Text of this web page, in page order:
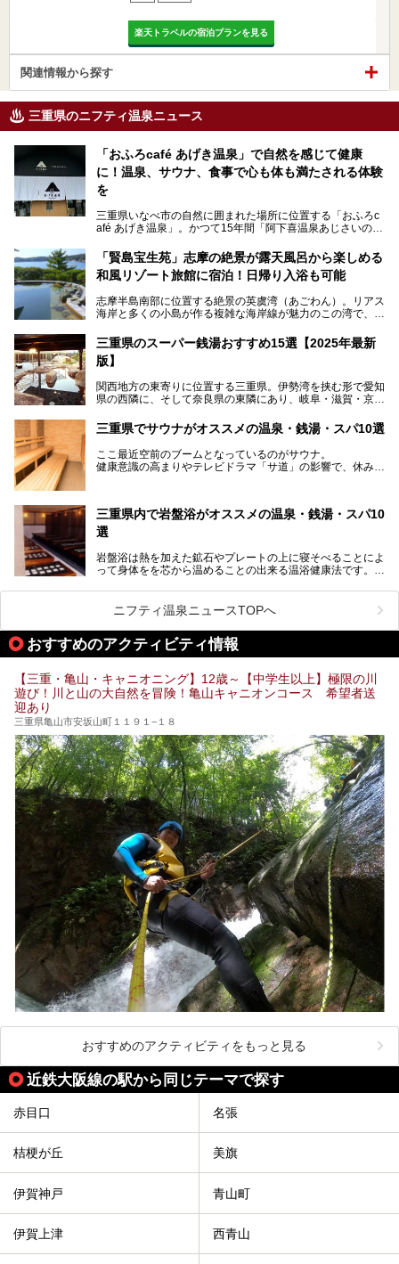
楽天トラベルの宿泊プランを見る
関連情報から探す
三重県のニフティ温泉ニュース
「おふろcafé あげき温泉」で自然を感じて健康
に！温泉、サウナ、食事で心も体も満たされる体験
を
三重県いなべ市の自然に囲まれた場所に位置する「おふろc
afé あげき温泉」。かつて15年間「阿下喜温泉あじさいの
泊が楽しめる施設として2024年4月に新しく生まれ変わりま
した！
ていた施設……。今回は、地元の方から観光客まで楽しめる
「おふろcafé あげき温泉」をじっくりご紹介していきま
「賢島宝生苑」志摩の絶景が露天風呂から楽しめる
和風リゾート旅館に宿泊！日帰り入浴も可能
志摩半島南部に位置する絶景の英虞湾（あごわん）。リアス
海岸と多くの小島が作る複雑な海岸線が魅力のこの湾で、最
らも英虞湾が一望できる人気の旅館「賢島宝生苑（かしこじ
まほうじょうえん）」をご紹介します。日帰り入浴もできま
すよ！
───
提供元：賢島宝生苑【PR】
三重県のスーパー銭湯おすすめ15選【2025年最新
版】
関西地方の東寄りに位置する三重県。伊勢湾を挟む形で愛知
県の西隣に、そして奈良県の東隣にあり、岐阜・滋賀・京
伊勢神宮を擁する伊勢志摩や、世界遺産に登録された熊野古
道をはじめ、鳥羽水族館、忍者の里・伊賀、鈴鹿サーキッ
ト、松坂牛に伊勢海老……と、観光＆グルメの宝庫です。
東からも西からも訪れやすい三重県には、ハイクオリティな
スーパー銭湯がたくさん！お風呂も食事もコスパもいい、お
三重県でサウナがオススメの温泉・銭湯・スパ10選
ここ最近空前のブームとなっているのがサウナ。
健康意識の高まりやテレビドラマ「サ道」の影響で、休みの
いサウナのある温泉や銭湯、スパをご紹介。
気軽に立ち寄れてリラックス効果の高いサウナで、日頃の疲
れをリフレッシュしませんか？
三重県内で岩盤浴がオススメの温泉・銭湯・スパ10
選
岩盤浴は熱を加えた鉱石やプレートの上に寝そべることによ
って身体をを芯から温めることの出来る温浴健康法です。じ
果だけではなく、代謝が高まり健康や美容にも良い影響が期
待できます。今回はそんな岩盤浴にこだわった、三重県内の
オススメ温泉・銭湯・スパ10ヶ所を紹介させていただきま
す。
ニフティ温泉ニュースTOPへ
おすすめのアクティビティ情報
【三重・亀山・キャニオニング】12歳～【中学生以上】極限の川
遊び！川と山の大自然を冒険！亀山キャニオンコース 希望者送
迎あり
三重県亀山市安坂山町１１９１−１８
おすすめのアクティビティをもっと見る
近鉄大阪線の駅から同じテーマで探す
赤目口 名張
桔梗が丘 美旗
伊賀神戸 青山町
伊賀上津 西青山